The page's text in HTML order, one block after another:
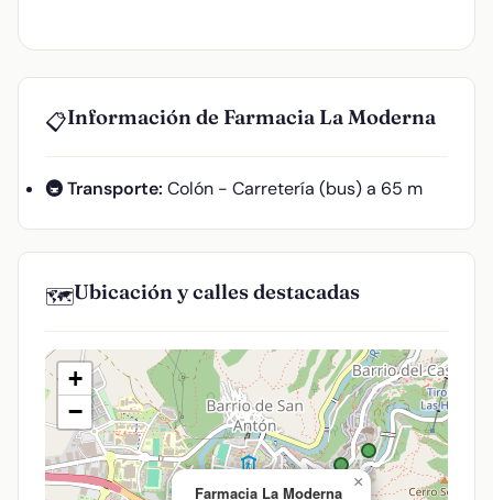
📋Información de Farmacia La Moderna
🚇 Transporte: Colón - Carretería (bus) a 65 m
🗺️Ubicación y calles destacadas
Farmacia La Moderna
×
+
−